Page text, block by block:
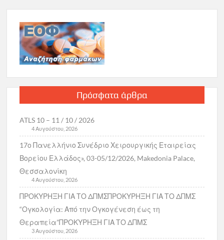
Πρόσφατα άρθρα
ATLS 10 – 11 / 10 / 2026
4 Αυγούστου, 2026
17ο Πανελλήνιο Συνέδριο Χειρουργικής Εταιρείας
Βορείου Ελλάδος», 03-05/12/2026, Makedonia Palace,
Θεσσαλονίκη
4 Αυγούστου, 2026
ΠΡΟΚΥΡΗΞΗ ΓΙΑ ΤΟ ΔΠΜΣΠΡΟΚΥΡΗΞΗ ΓΙΑ ΤΟ ΔΠΜΣ
“Ογκολογία: Από την Ογκογένεση έως τη
Θεραπεία”ΠΡΟΚΥΡΗΞΗ ΓΙΑ ΤΟ ΔΠΜΣ
3 Αυγούστου, 2026